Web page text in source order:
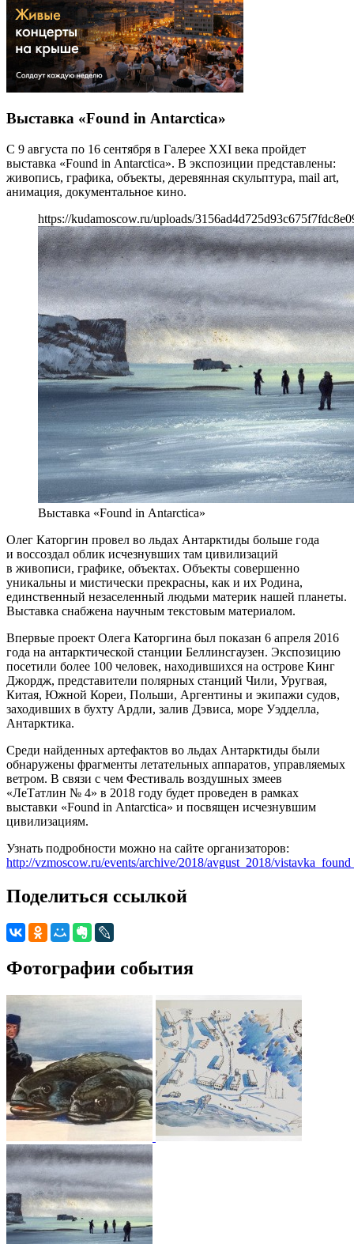
Выставка «Found in Antarctica»
С 9 августа по 16 сентября в Галерее XXI века пройдет
выставка «Found in Antarctica». В экспозиции представлены:
живопись, графика, объекты, деревянная скульптура, mail art,
анимация, документальное кино.
https://kudamoscow.ru/uploads/
Выставка «Found in Antarctica»
Олег Каторгин провел во льдах Антарктиды больше года
и воссоздал облик исчезнувших там цивилизаций
в живописи, графике, объектах. Объекты совершенно
уникальны и мистически прекрасны, как и их Родина,
единственный незаселенный людьми материк нашей планеты.
Выставка снабжена научным текстовым материалом.
Впервые проект Олега Каторгина был показан 6 апреля 2016
года на антарктической станции Беллинсгаузен. Экспозицию
посетили более 100 человек, находившихся на острове Кинг
Джордж, представители полярных станций Чили, Уругвая,
Китая, Южной Кореи, Польши, Аргентины и экипажи судов,
заходивших в бухту Ардли, залив Дэвиса, море Уэдделла,
Антарктика.
Среди найденных артефактов во льдах Антарктиды были
обнаружены фрагменты летательных аппаратов, управляемых
ветром. В связи с чем Фестиваль воздушных змеев
«ЛеТатлин № 4» в 2018 году будет проведен в рамках
выставки «Found in Antarctica» и посвящен исчезнувшим
цивилизациям.
Узнать подробности можно на сайте организаторов:
http://vzmoscow.ru/events/archive/2018/avgust_2018/
Поделиться ссылкой
Фотографии события